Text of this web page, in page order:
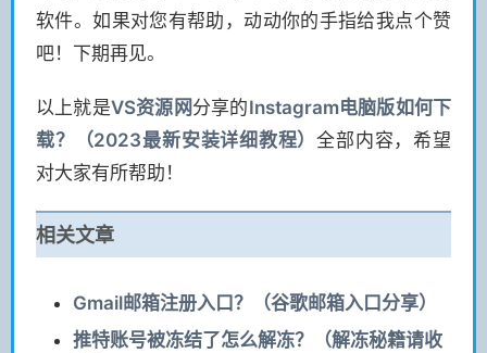
软件。如果对您有帮助，动动你的手指给我点个赞
吧！下期再见。
以上就是VS资源网分享的Instagram电脑版如何下
载？（2023最新安装详细教程）全部内容，希望
对大家有所帮助！
相关文章
Gmail邮箱注册入口？（谷歌邮箱入口分享）
推特账号被冻结了怎么解冻？（解冻秘籍请收